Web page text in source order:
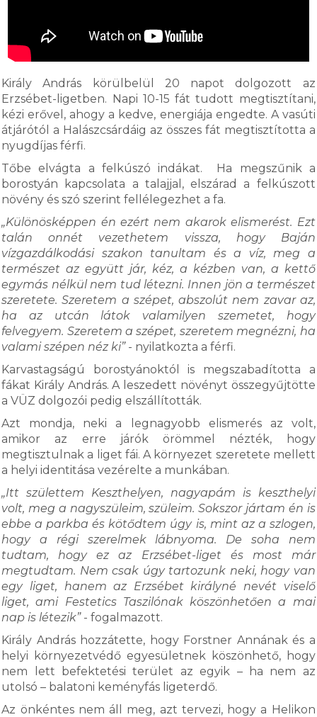
Király András körülbelül 20 napot dolgozott az
Erzsébet-ligetben. Napi 10-15 fát tudott megtisztítani,
kézi erővel, ahogy a kedve, energiája engedte. A vasúti
átjárótól a Halászcsárdáig az összes fát megtisztította a
nyugdíjas férfi.
Tőbe elvágta a felkúszó indákat. Ha megszűnik a
borostyán kapcsolata a talajjal, elszárad a felkúszott
növény és szó szerint fellélegezhet a fa.
„Különösképpen én ezért nem akarok elismerést. Ezt
talán onnét vezethetem vissza, hogy Baján
vízgazdálkodási szakon tanultam és a víz, meg a
természet az együtt jár, kéz, a kézben van, a kettő
egymás nélkül nem tud létezni. Innen jön a természet
szeretete. Szeretem a szépet, abszolút nem zavar az,
ha az utcán látok valamilyen szemetet, hogy
felvegyem. Szeretem a szépet, szeretem megnézni, ha
valami szépen néz ki”- nyilatkozta a férfi.
Karvastagságú borostyánoktól is megszabadította a
fákat Király András. A leszedett növényt összegyűjtötte
a VÜZ dolgozói pedig elszállították.
Azt mondja, neki a legnagyobb elismerés az volt,
amikor az erre járók örömmel nézték, hogy
megtisztulnak a liget fái. A környezet szeretete mellett
a helyi identitása vezérelte a munkában.
„Itt születtem Keszthelyen, nagyapám is keszthelyi
volt, meg a nagyszüleim, szüleim. Sokszor jártam én is
ebbe a parkba és kötődtem úgy is, mint az a szlogen,
hogy a régi szerelmek lábnyoma. De soha nem
tudtam, hogy ez az Erzsébet-liget és most már
megtudtam. Nem csak úgy tartozunk neki, hogy van
egy liget, hanem az Erzsébet királyné nevét viselő
liget, ami Festetics Taszilónak köszönhetően a mai
nap is létezik”- fogalmazott.
Király András hozzátette, hogy Forstner Annának és a
helyi környezetvédő egyesületnek köszönhető, hogy
nem lett befektetési terület az egyik – ha nem az
utolsó – balatoni keményfás ligeterdő.
Az önkéntes nem áll meg, azt tervezi, hogy a Helikon